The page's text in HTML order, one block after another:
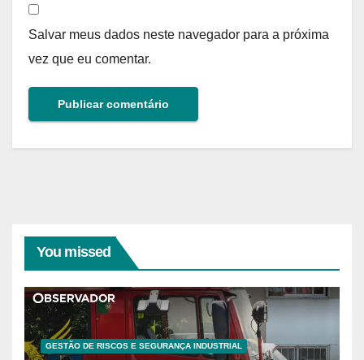
Salvar meus dados neste navegador para a próxima
vez que eu comentar.
You missed
GESTÃO DE RISCOS E SEGURANÇA INDUSTRIAL